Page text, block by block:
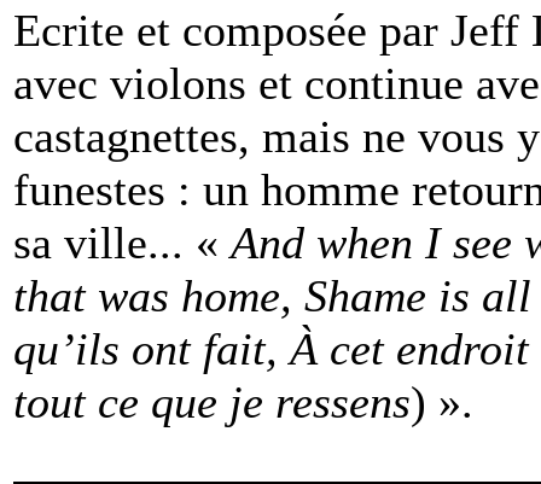
Ecrite et composée par Jeff
avec violons et continue
castagnettes, mais ne vous
funestes : un homme
sa ville... «And when I see
that was home, Shame is
qu’ils ont fait, À cet
tout ce que je ressens) ».